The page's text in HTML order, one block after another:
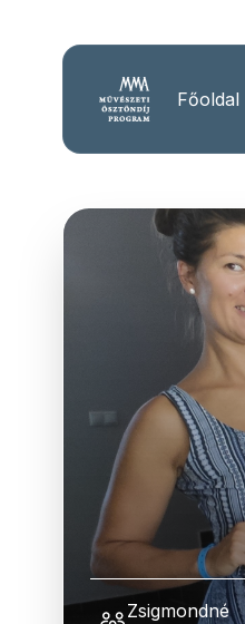
Főoldal
Zsigmondné